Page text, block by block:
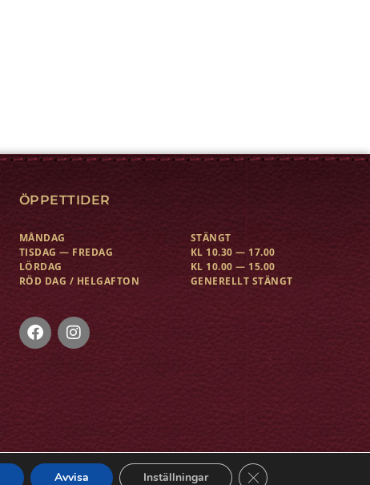
ÖPPETTIDER
MÅNDAG
TISDAG — FREDAG
LÖRDAG
RÖD DAG / HELGAFTON
STÄNGT
KL 10.30 — 17.00
KL 10.00 — 15.00
GENERELLT STÄNGT
KONTAKTKÖPVILLKOR BYTEN OCH RETURER
Avvisa Inställningar Close GDPR Cookie